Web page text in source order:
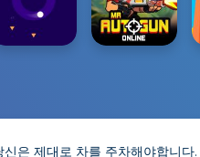
은 제대로 차를 주차해야합니